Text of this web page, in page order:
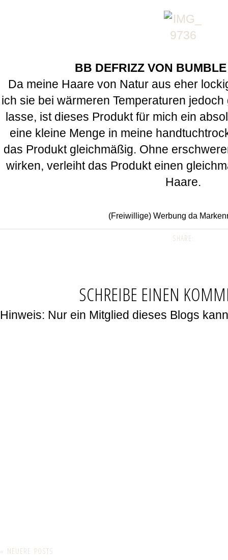
BB DEFRIZZ VON
Da meine Haare von Natur aus eher
ich sie bei wärmeren Temperaturen
lasse, ist dieses Produkt für mich ein
eine kleine Menge in meine
das Produkt gleichmäßig. Ohne
wirken, verleiht das Produkt einen
Haare.
(Freiwillige) Werbung da
SHARE:
SCHREIBE EINEN
Hinweis: Nur ein Mitglied dieses Blogs
« NEUERE POSTS